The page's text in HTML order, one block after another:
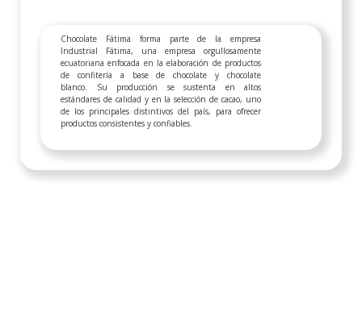
Chocolate Fátima forma parte de la empresa
Industrial Fátima, una empresa orgullosamente
ecuatoriana enfocada en la elaboración de productos
de confitería a base de chocolate y chocolate
blanco. Su producción se sustenta en altos
estándares de calidad y en la selección de cacao, uno
de los principales distintivos del país, para ofrecer
productos consistentes y confiables.